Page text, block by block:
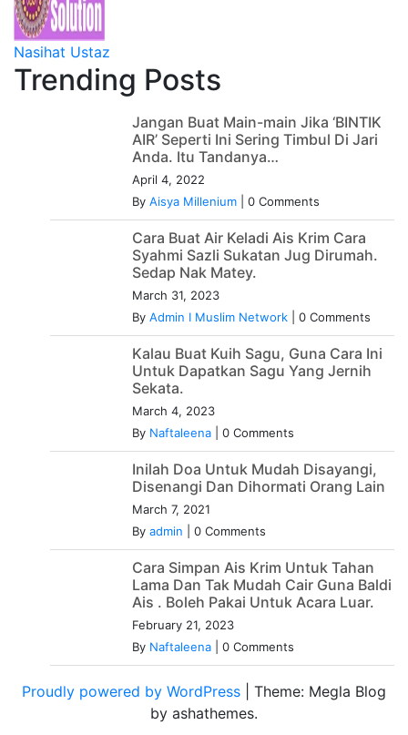
Nasihat Ustaz
Trending Posts
Jangan Buat Main-main Jika ‘BINTIK
AIR’ Seperti Ini Sering Timbul Di Jari
Anda. Itu Tandanya…
April 4, 2022
By Aisya Millenium 0 Comments
Cara Buat Air Keladi Ais Krim Cara
Syahmi Sazli Sukatan Jug Dirumah.
Sedap Nak Matey.
March 31, 2023
By Admin I Muslim Network 0 Comments
Kalau Buat Kuih Sagu, Guna Cara Ini
Untuk Dapatkan Sagu Yang Jernih
Sekata.
March 4, 2023
By Naftaleena 0 Comments
Inilah Doa Untuk Mudah Disayangi,
Disenangi Dan Dihormati Orang Lain
March 7, 2021
By admin 0 Comments
Cara Simpan Ais Krim Untuk Tahan
Lama Dan Tak Mudah Cair Guna Baldi
Ais . Boleh Pakai Untuk Acara Luar.
February 21, 2023
By Naftaleena 0 Comments
Proudly powered by WordPress
Theme: Megla Blog
by ashathemes.